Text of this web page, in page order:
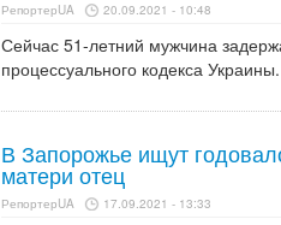
РепортерUA 20.09.2021 - 10:48
Сейчас 51-летний мужчина
процессуального кодекса Украины.
В Запорожье ищут
матери отец
РепортерUA 17.09.2021 - 13:33